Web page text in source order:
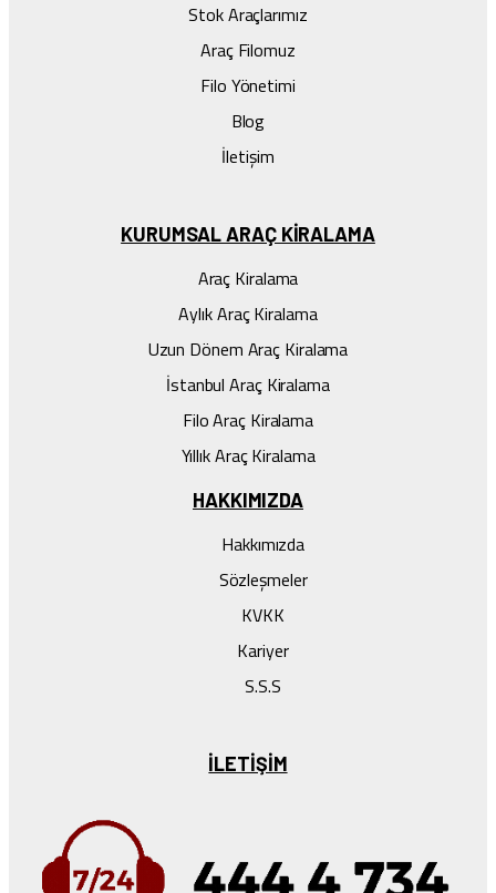
Stok Araçlarımız
Araç Filomuz
Filo Yönetimi
Blog
İletişim
KURUMSAL ARAÇ KIRALAMA
Araç Kiralama
Aylık Araç Kiralama
Uzun Dönem Araç Kiralama
İstanbul Araç Kiralama
Filo Araç Kiralama
Yıllık Araç Kiralama
HAKKIMIZDA
Hakkımızda
Sözleşmeler
KVKK
Kariyer
S.S.S
ILETIŞIM